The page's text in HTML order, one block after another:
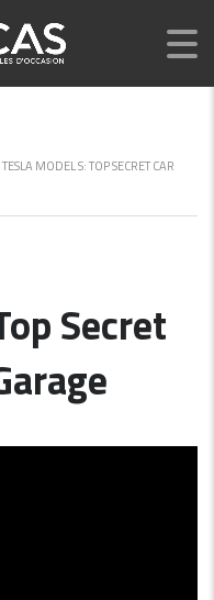
TESLA MODEL S: TOP SECRET CAR
Secret